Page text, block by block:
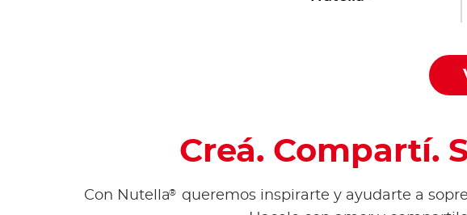
Creá. Compartí.
Con Nutella®
queremos inspirarte y ayudarte a